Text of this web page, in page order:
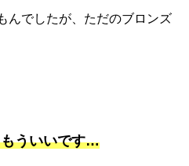
んでしたが、ただのブロンズ
ういいです…